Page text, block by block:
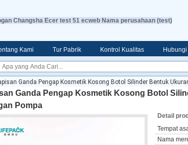
Changsha Ecer test 51 ecweb Nama perusahaan (test)
Kami Tur Pabrik Kontrol Kualitas
Ganda Pengap Kosmetik Kosong Botol Silinder Bentuk
Ganda Pengap Kosmetik Kosong Botol
Pompa
Detail
Tempat
Nama